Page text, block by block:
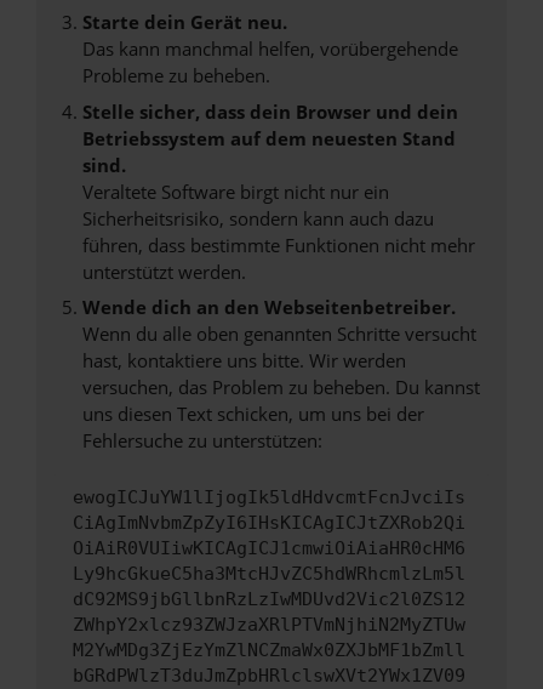
Starte dein Gerät neu.
Das kann manchmal helfen, vorübergehende
Probleme zu beheben.
Stelle sicher, dass dein Browser und dein
Betriebssystem auf dem neuesten Stand
sind.
Veraltete Software birgt nicht nur ein
Sicherheitsrisiko, sondern kann auch dazu
führen, dass bestimmte Funktionen nicht mehr
unterstützt werden.
Wende dich an den Webseitenbetreiber.
Wenn du alle oben genannten Schritte versucht
hast, kontaktiere uns bitte. Wir werden
versuchen, das Problem zu beheben. Du kannst
uns diesen Text schicken, um uns bei der
Fehlersuche zu unterstützen:
ewogICJuYW1lIjogIk5ldHdvcmtFcnJvciIs
CiAgImNvbmZpZyI6IHsKICAgICJtZXRob2Qi
OiAiR0VUIiwKICAgICJ1cmwiOiAiaHR0cHM6
Ly9hcGkueC5ha3MtcHJvZC5hdWRhcmlzLm5l
dC92MS9jbGllbnRzLzIwMDUvd2Vic2l0ZS12
ZWhpY2xlcz93ZWJzaXRlPTVmNjhiN2MyZTUw
M2YwMDg3ZjEzYmZlNCZmaWx0ZXJbMF1bZmll
bGRdPWlzT3duJmZpbHRlclswXVt2YWx1ZV09